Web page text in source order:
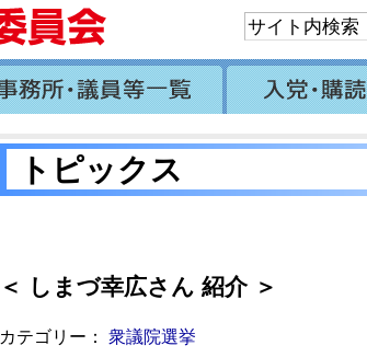
トピックス
＜ しまづ幸広さん 紹介 ＞
カテゴリー： 衆議院選挙